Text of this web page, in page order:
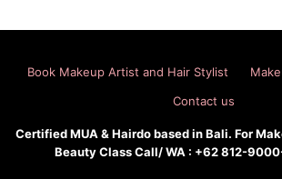
Book Makeup Artist and Hair Stylist
Contact us
Certified MUA & Hairdo based in Bali. For
Beauty Class Call/ WA : +62 812-